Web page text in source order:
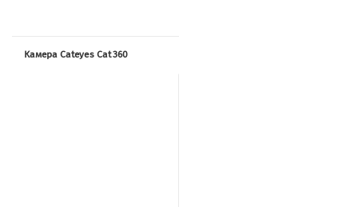
Камера Cateyes Cat 360